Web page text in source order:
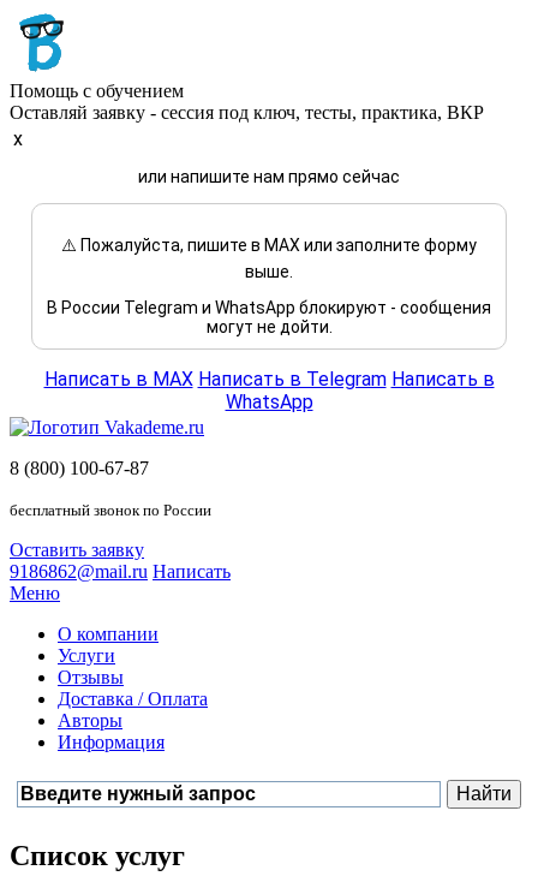
Помощь с обучением
Оставляй заявку - сессия под ключ, тесты, практика, ВКР
x
или напишите нам прямо сейчас
⚠️ Пожалуйста, пишите в MAX или заполните форму
выше.
В России Telegram и WhatsApp блокируют - сообщения
могут не дойти.
Написать в MAX Написать в Telegram Написать в
WhatsApp
8 (800) 100-67-87
бесплатный звонок по России
Оставить заявку
9186862@mail.ru Написать
Меню
О компании
Услуги
Отзывы
Доставка / Оплата
Авторы
Информация
Список услуг